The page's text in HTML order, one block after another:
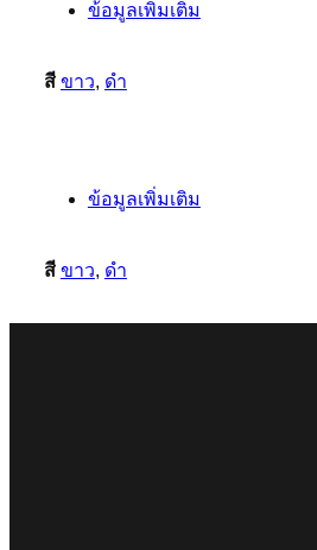
ข้อมูลเพิ่มเติม
สี ขาว, ดำ
ข้อมูลเพิ่มเติม
สี ขาว, ดำ